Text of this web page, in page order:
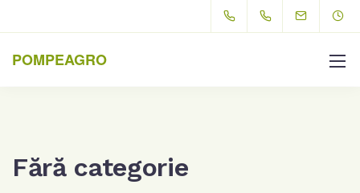
POMPEAGRO
Fără categorie